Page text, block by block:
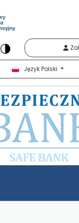
Bank
Język Polski